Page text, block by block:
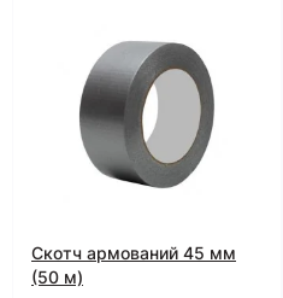
Скотч армований 45 мм
(50 м)